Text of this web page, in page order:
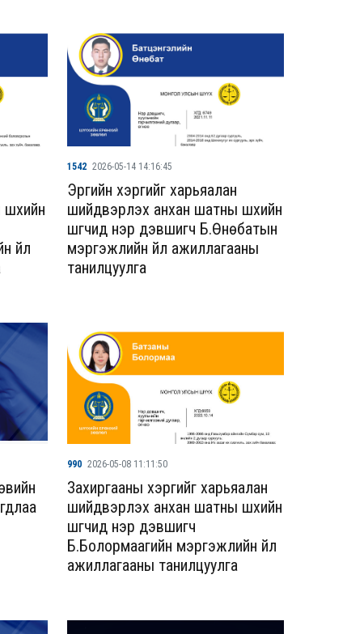
үйл
1542 2026-05-14 14:16:45
Эрүүгийн хэргийг харьяалан
шийдвэрлэх анхан шатны шүүхийн
шүүгчид нэр дэвшигч Б.Өнөбатын
мэргэжлийн үйл ажиллагааны
танилцуулга
990 2026-05-08 11:11:50
Захиргааны хэргийг харьяалан
шийдвэрлэх анхан шатны шүүхийн
шүүгчид нэр дэвшигч
Б.Болормаагийн мэргэжлийн үйл
ажиллагааны танилцуулга